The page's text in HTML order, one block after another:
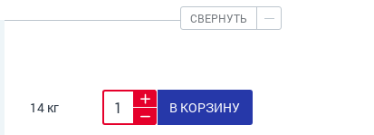
СВЕРНУТЬ
14 кг В КОРЗИНУ